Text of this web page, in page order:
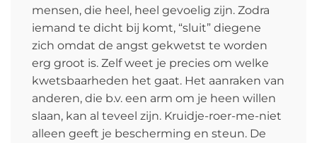
mensen, die heel, heel gevoelig zijn. Zodra
iemand te dicht bij komt, “sluit” diegene
zich omdat de angst gekwetst te worden
erg groot is. Zelf weet je precies om welke
kwetsbaarheden het gaat. Het aanraken van
anderen, die b.v. een arm om je heen willen
slaan, kan al teveel zijn. Kruidje-roer-me-niet
alleen geeft je bescherming en steun. De